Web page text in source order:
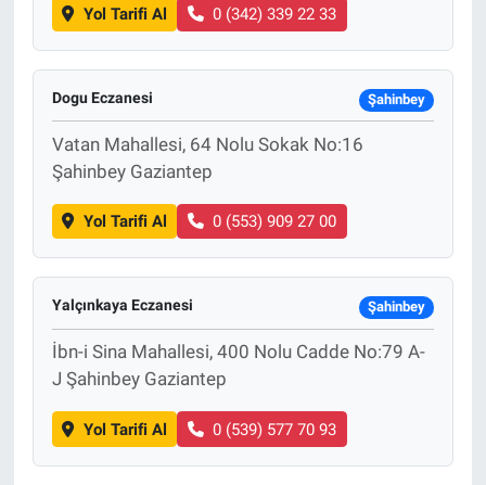
Yol Tarifi Al 0 (342) 339 22 33
Dogu Eczanesi Şahinbey
Vatan Mahallesi, 64 Nolu Sokak No:16
Şahinbey Gaziantep
Yol Tarifi Al 0 (553) 909 27 00
Yalçınkaya Eczanesi Şahinbey
İbn-i Sina Mahallesi, 400 Nolu Cadde No:79 A-
J Şahinbey Gaziantep
Yol Tarifi Al 0 (539) 577 70 93